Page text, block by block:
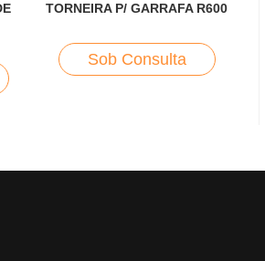
TORNEIRA P/ GARRAFA R600
Sob Consulta